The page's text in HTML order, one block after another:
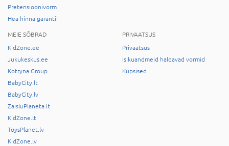
Pretensioonivorm
Hea hinna garantii
MEIE SÕBRAD
KidZone.ee
Jukukeskus.ee
Kotryna Group
BabyCity.lt
BabyCity.lv
ZaisluPlaneta.lt
KidZone.lt
ToysPlanet.lv
KidZone.lv
PRIVAATSUS
Privaatsus
Isikuandmeid haldavad vormid
Küpsised